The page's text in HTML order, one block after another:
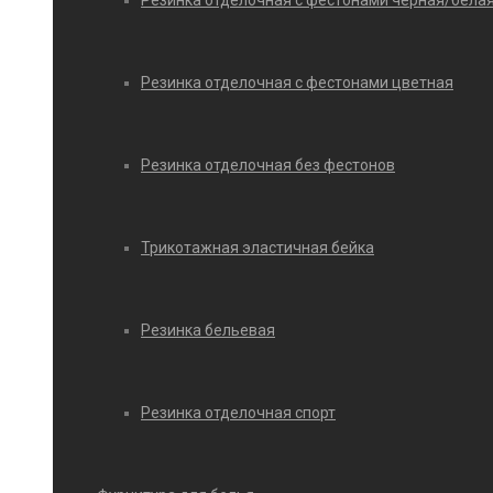
Резинка отделочная с фестонами цветная
Резинка отделочная без фестонов
Трикотажная эластичная бейка
Резинка бельевая
Резинка отделочная спорт